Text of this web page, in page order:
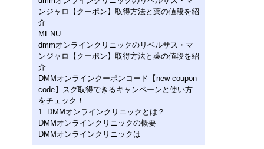
ンジャロ【クーポン】取得方法と薬の値段を紹
介
MENU
dmmオンラインクリニックのリベルサス・マ
ンジャロ【クーポン】取得方法と薬の値段を紹
介
DMMオンラインクーポンコード【new coupon
code】スグ取得できるキャンペーンと使い方
をチェック！
1. DMMオンラインクリニックとは？
DMMオンラインクリニックの概要
DMMオンラインクリニックは